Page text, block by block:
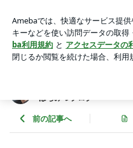
テレビチャンピオン若林佳
アプリをダウンロードして ブロ
ょう。
はちみつブログ
前の記事へ